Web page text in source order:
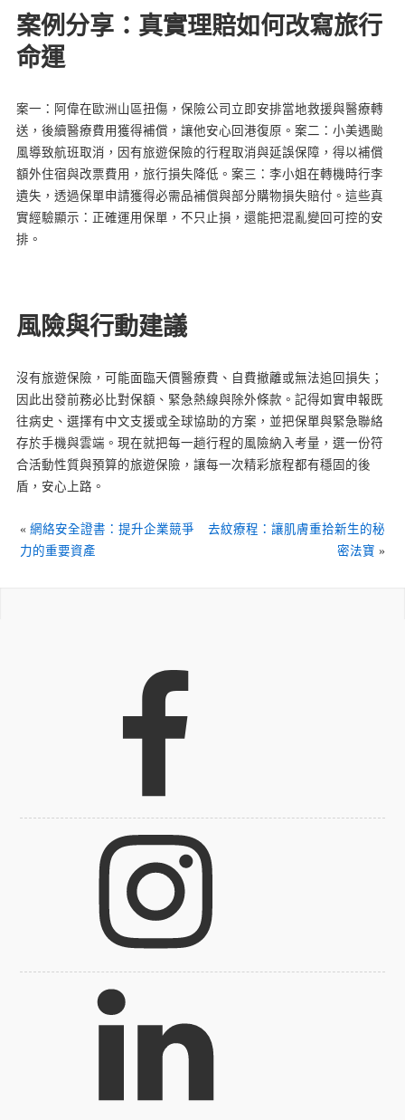
案例分享：真實理賠如何改寫旅行
命運
案一：阿偉在歐洲山區扭傷，保險公司立即安排當地救援與醫療轉
送，後續醫療費用獲得補償，讓他安心回港復原。案二：小美遇颱
風導致航班取消，因有旅遊保險的行程取消與延誤保障，得以補償
額外住宿與改票費用，旅行損失降低。案三：李小姐在轉機時行李
遺失，透過保單申請獲得必需品補償與部分購物損失賠付。這些真
實經驗顯示：正確運用保單，不只止損，還能把混亂變回可控的安
排。
風險與行動建議
沒有旅遊保險，可能面臨天價醫療費、自費撤離或無法追回損失；
因此出發前務必比對保額、緊急熱線與除外條款。記得如實申報既
往病史、選擇有中文支援或全球協助的方案，並把保單與緊急聯絡
存於手機與雲端。現在就把每一趟行程的風險納入考量，選一份符
合活動性質與預算的旅遊保險，讓每一次精彩旅程都有穩固的後
盾，安心上路。
«網絡安全證書：提升企業競爭
力的重要資產
去紋療程：讓肌膚重拾新生的秘
密法寶 »